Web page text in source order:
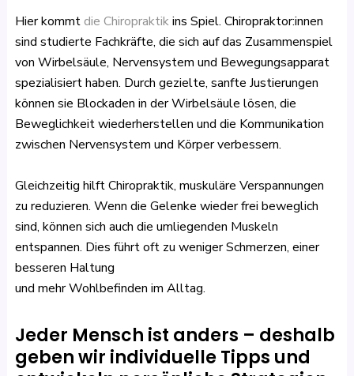
Hier kommtdie Chiropraktikins Spiel. Chiropraktor:innen
sind studierte Fachkräfte, die sich auf das Zusammenspiel
von Wirbelsäule, Nervensystem und Bewegungsapparat
spezialisiert haben. Durch gezielte, sanfte Justierungen
können sie Blockaden in der Wirbelsäule lösen, die
Beweglichkeit wiederherstellen und die Kommunikation
zwischen Nervensystem und Körper verbessern.
Gleichzeitig hilft Chiropraktik, muskuläre Verspannungen
zu reduzieren. Wenn die Gelenke wieder frei beweglich
sind, können sich auch die umliegenden Muskeln
entspannen. Dies führt oft zu weniger Schmerzen, einer
besseren Haltung
und mehr Wohlbefinden im Alltag.
Jeder Mensch ist anders – deshalb
geben wir individuelle Tipps und